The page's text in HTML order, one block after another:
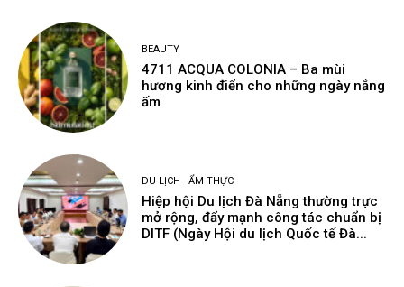
BEAUTY
4711 ACQUA COLONIA – Ba mùi
hương kinh điển cho những ngày nắng
ấm
DU LỊCH - ẨM THỰC
Hiệp hội Du lịch Đà Nẵng thường trực
mở rộng, đẩy mạnh công tác chuẩn bị
DITF (Ngày Hội du lịch Quốc tế Đà...